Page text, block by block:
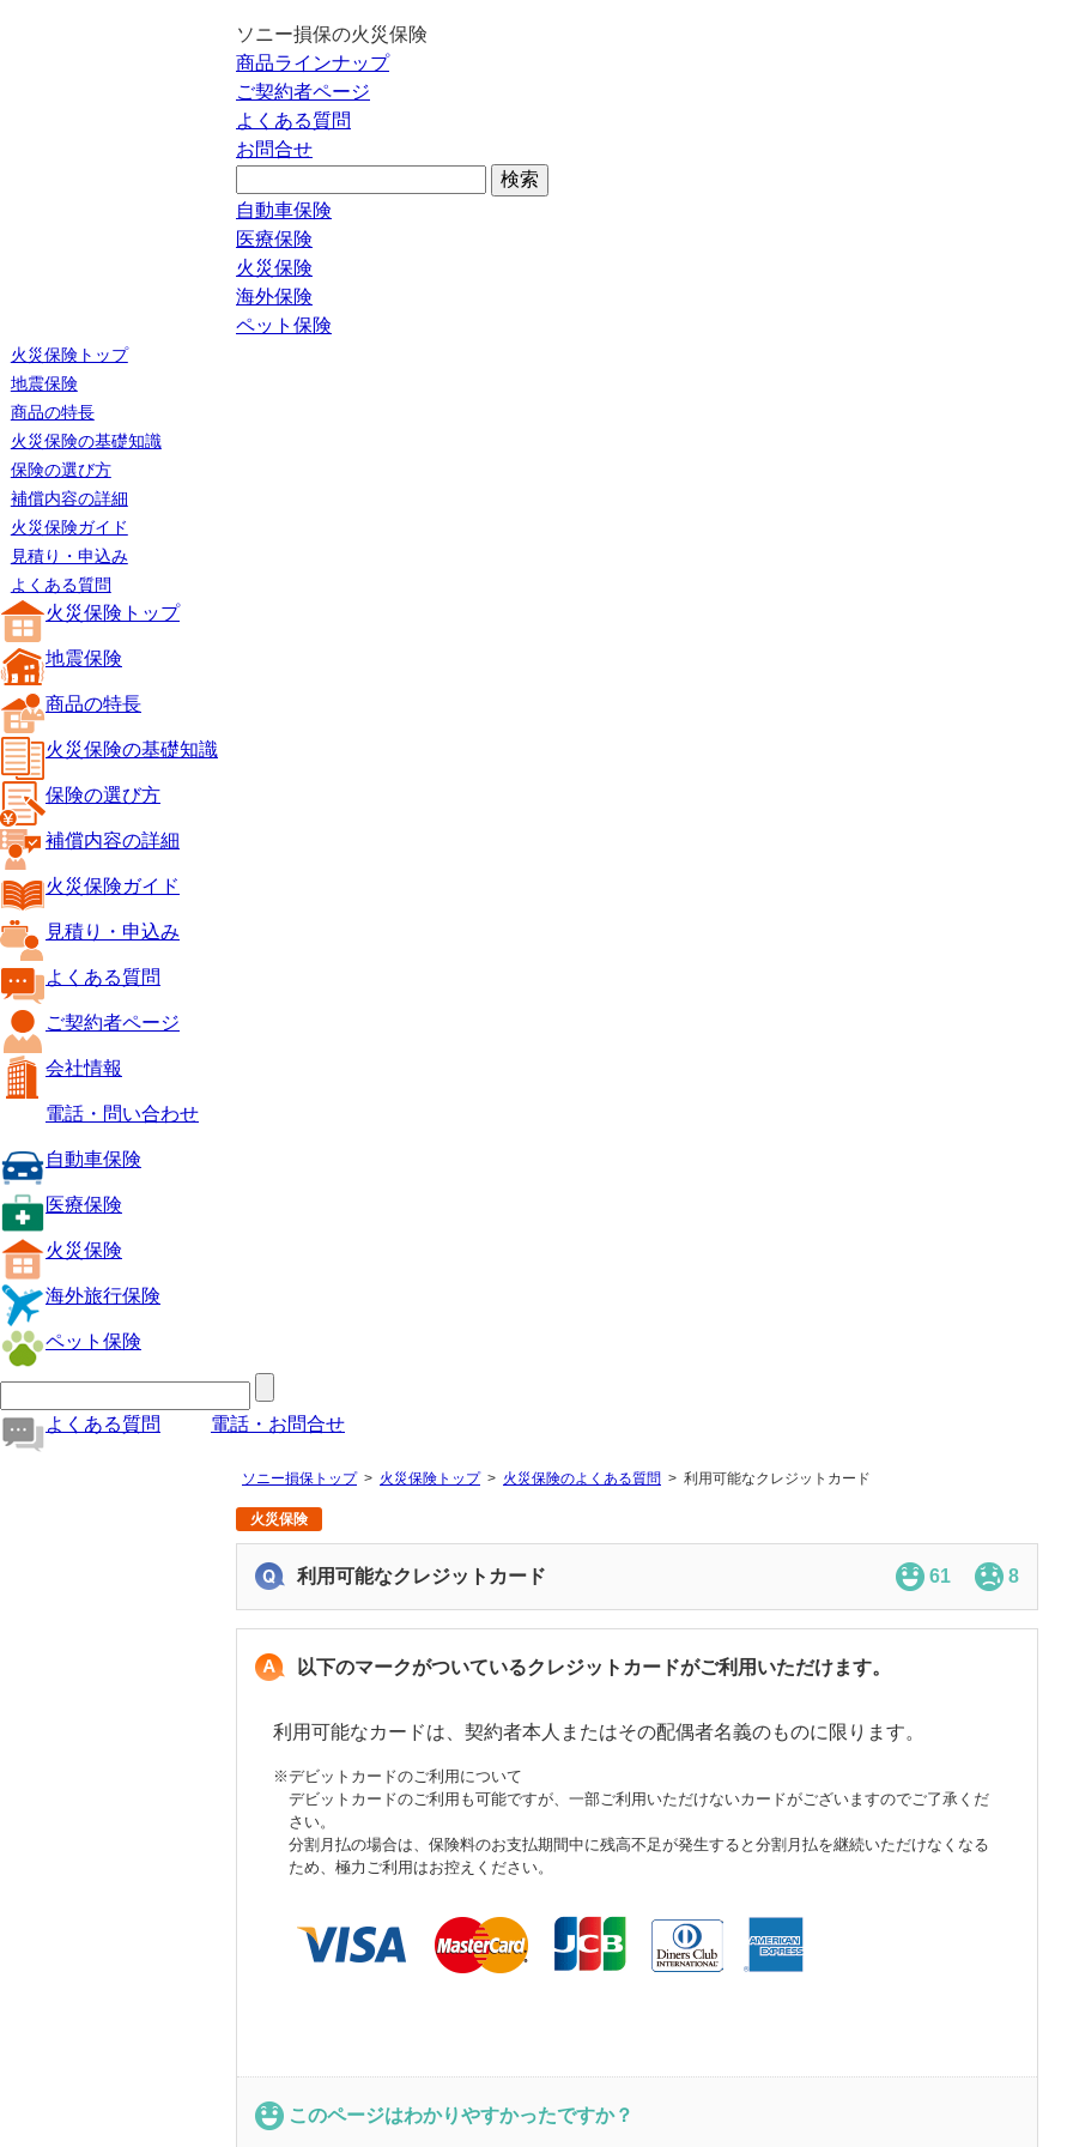
ソニー損保の火災保険
商品ラインナップ
ご契約者ページ
よくある質問
お問合せ
自動車保険
医療保険
火災保険
海外保険
ペット保険
火災保険トップ
地震保険
商品の特長
火災保険の基礎知識
保険の選び方
補償内容の詳細
火災保険ガイド
見積り・申込み
よくある質問
火災保険トップ
地震保険
商品の特長
火災保険の基礎知識
保険の選び方
補償内容の詳細
火災保険ガイド
見積り・申込み
よくある質問
ご契約者ページ
会社情報
電話・問い合わせ
自動車保険
医療保険
火災保険
海外旅行保険
ペット保険
よくある質問 電話・お問合せ
ソニー損保トップ 火災保険トップ 火災保険のよくある質問 利用可能なクレジットカード
火災保険
利用可能なクレジットカード 61 8
以下のマークがついているクレジットカードがご利用いただけます。
利用可能なカードは、契約者本人またはその配偶者名義のものに限ります。
※デビットカードのご利用について
デビットカードのご利用も可能ですが、一部ご利用いただけないカードがございますのでご了承くだ
さい。
分割月払の場合は、保険料のお支払期間中に残高不足が発生すると分割月払を継続いただけなくなる
ため、極力ご利用はお控えください。
このページはわかりやすかったですか？